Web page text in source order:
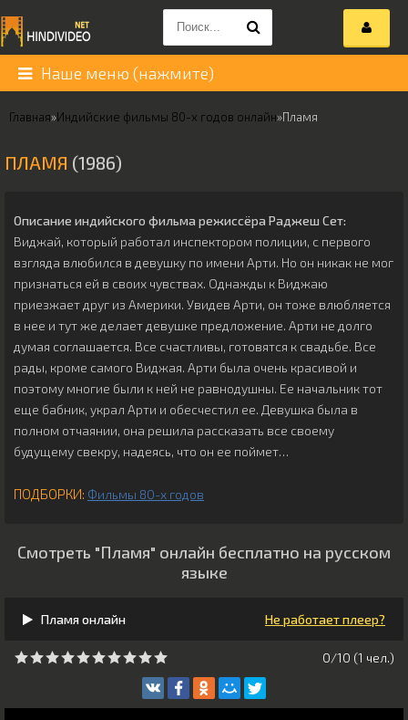
Наше меню (нажмите)
Главная»Индийские фильмы 80-х годов онлайн»Пламя
ПЛАМЯ (1986)
Описание индийского фильма режиссёра Раджеш Сет:
Виджай, который работал инспектором полиции, с первого
взгляда влюбился в девушку по имени Арти. Но он никак не мог
признаться ей в своих чувствах. Однажды к Виджаю
приезжает друг из Америки. Увидев Арти, он тоже влюбляется
в нее и тут же делает девушке предложение. Арти не долго
думая соглашается. Все счастливы, готовятся к свадьбе. Все
рады, кроме самого Виджая. Арти была очень красивой и
поэтому многие были к ней не равнодушны. Ее начальник тот
еще бабник, украл Арти и обесчестил ее. Девушка была в
полном отчаянии, она решила рассказать все своему
будущему свекру, надеясь, что он ее поймет…
ПОДБОРКИ: Фильмы 80-х годов
Смотреть "Пламя" онлайн бесплатно на русском
языке
Пламя онлайн Не работает плеер?
0/10 (1 чeл.)